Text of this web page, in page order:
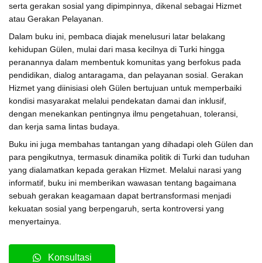
serta gerakan sosial yang dipimpinnya, dikenal sebagai Hizmet
atau Gerakan Pelayanan.
Dalam buku ini, pembaca diajak menelusuri latar belakang
kehidupan Gülen, mulai dari masa kecilnya di Turki hingga
peranannya dalam membentuk komunitas yang berfokus pada
pendidikan, dialog antaragama, dan pelayanan sosial. Gerakan
Hizmet yang diinisiasi oleh Gülen bertujuan untuk memperbaiki
kondisi masyarakat melalui pendekatan damai dan inklusif,
dengan menekankan pentingnya ilmu pengetahuan, toleransi,
dan kerja sama lintas budaya.
Buku ini juga membahas tantangan yang dihadapi oleh Gülen dan
para pengikutnya, termasuk dinamika politik di Turki dan tuduhan
yang dialamatkan kepada gerakan Hizmet. Melalui narasi yang
informatif, buku ini memberikan wawasan tentang bagaimana
sebuah gerakan keagamaan dapat bertransformasi menjadi
kekuatan sosial yang berpengaruh, serta kontroversi yang
menyertainya.
Konsultasi